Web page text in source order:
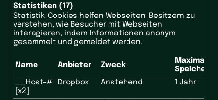
Statistiken (17)
Statistik-Cookies helfen Webseiten-Besitzern zu
verstehen, wie Besucher mit Webseiten
interagieren, indem Informationen anonym
gesammelt und gemeldet werden.
Name Anbieter Zweck
Maximale
__Host-#
[x2]
Dropbox Anstehend 1 Jahr